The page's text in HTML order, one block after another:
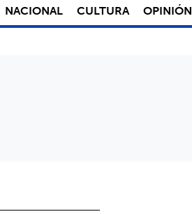
NACIONAL CULTURA OPINIÓN